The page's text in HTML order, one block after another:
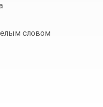
словом